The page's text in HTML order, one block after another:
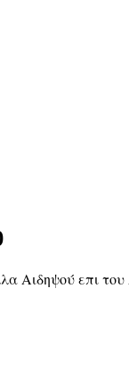
Αιδηψού επι του